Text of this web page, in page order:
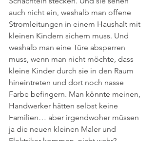
auch nicht ein, weshalb man offene
Stromleitungen in einem Haushalt mit
kleinen Kindern sichern muss. Und
weshalb man eine Türe absperren
muss, wenn man nicht möchte, dass
kleine Kinder durch sie in den Raum
hineintreten und dort noch nasse
Farbe befingern. Man könnte meinen,
Handwerker hätten selbst keine
Familien… aber irgendwoher müssen
ja die neuen kleinen Maler und